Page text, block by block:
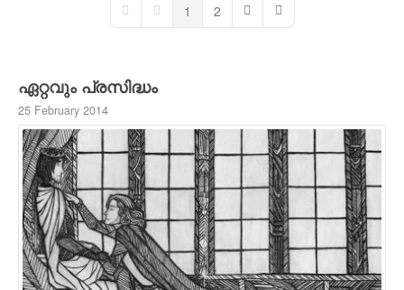
First PagePrevious Page
1 2 Next PageLast Page
ഏറ്റവും പ്രസിദ്ധം
25 February 2014